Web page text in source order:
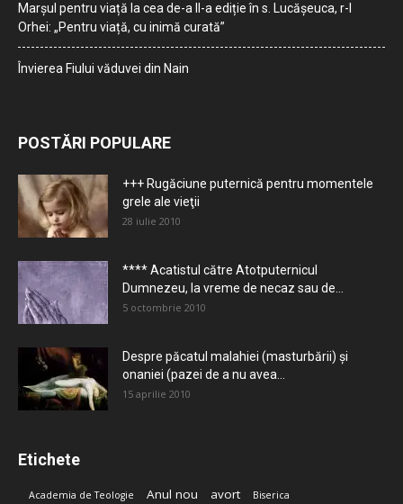
Marșul pentru viață la cea de-a II-a ediție în s. Lucășeuca, r-l
Orhei: „Pentru viață, cu inimă curată”
Învierea Fiului văduvei din Nain
POSTĂRI POPULARE
+++ Rugăciune puternică pentru momentele
grele ale vieţii
28 iulie 2010
**** Acatistul către Atotputernicul
Dumnezeu, la vreme de necaz sau de...
5 octombrie 2010
Despre păcatul malahiei (masturbării) şi
onaniei (pazei de a nu avea...
15 aprilie 2010
Etichete
Academia de Teologie Anul nou avort Biserica